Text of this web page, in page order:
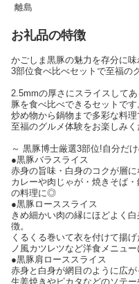
離島
お礼品の特徴
かごしま黒豚の魅力を存分に
3部位食べ比べセットで至福の
2.5mmの厚さにスライスして
豚を食べ比べできるセットです
炒め物から鍋物まで多彩な料
至福のグルメ体験をお楽しみく
～ 黒豚博士厳選3部位!自分だ
●黒豚バラスライス
赤身の旨味・白身のコクが層に
カレーや肉じゃが・焼きそば
の料理に◎
●黒豚ローススライス
きめ細かい肉の縁にほどよく
徴。
くるくる巻いて衣を付けて揚
ノ風カツレツなど洋食メニュ
●黒豚肩ローススライス
赤身と白身が網目のように広
生姜焼きやピカタなどのソテ